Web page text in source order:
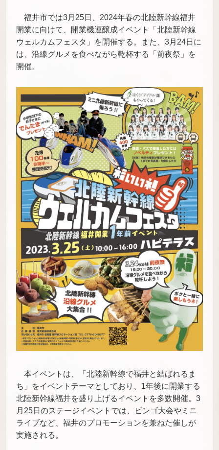
福井市では3月 25日、 2024年春の北陸新幹線福井
開業に向けて、開業機運醸成イベント「北陸新幹線
ウェルカムフェスタ」を開催する。また、3月 24日に
は、沿線グルメを食べながら乾杯する「前夜祭」を
開催。
本イベントは、「北陸新幹線で福井と結ばれるま
ち」をイベントテーマとしており、 1年後に開業する
北陸新幹線福井を盛り上げるイベントを多数開催。3
月 25日のステージイベントでは、ビンゴ大会やミニ
ライブなど、福井のプロモーションを兼ねた催しが
実施される。